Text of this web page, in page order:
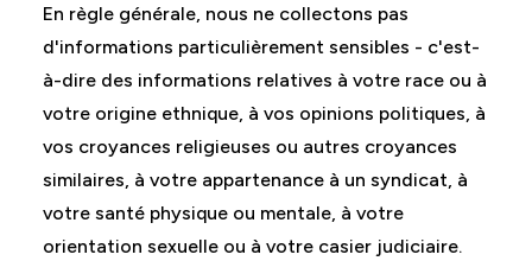
En règle générale, nous ne collectons pas
d'informations particulièrement sensibles - c'est-
à-dire des informations relatives à votre race ou à
votre origine ethnique, à vos opinions politiques, à
vos croyances religieuses ou autres croyances
similaires, à votre appartenance à un syndicat, à
votre santé physique ou mentale, à votre
orientation sexuelle ou à votre casier judiciaire.